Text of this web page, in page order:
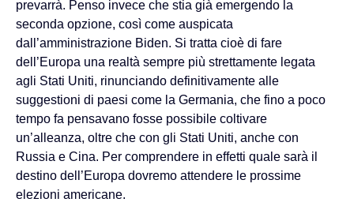
prevarrà. Penso invece che stia già emergendo la
seconda opzione, così come auspicata
dall’amministrazione Biden. Si tratta cioè di fare
dell’Europa una realtà sempre più strettamente legata
agli Stati Uniti, rinunciando definitivamente alle
suggestioni di paesi come la Germania, che fino a poco
tempo fa pensavano fosse possibile coltivare
un’alleanza, oltre che con gli Stati Uniti, anche con
Russia e Cina. Per comprendere in effetti quale sarà il
destino dell’Europa dovremo attendere le prossime
elezioni americane.